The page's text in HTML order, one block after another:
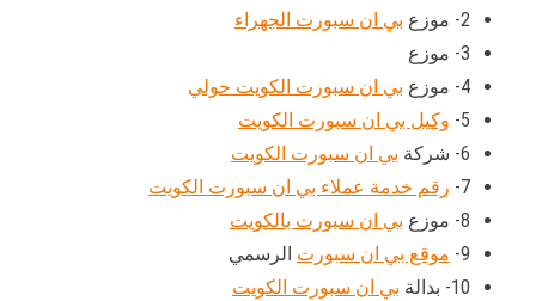
2- موزع
بي ان سبورت الجهراء
3- موزع
4- موزع
بي ان سبورت الكويت حولي
5- وكيل بي ان سبورت الكويت
6- شركة
بي ان سبورت الكويت
7- رقم خدمة عملاء بي ان سبورت الكويت
8- موزع
بي ان سبورت بالكويت
9- موقع بي ان سبورت الرسمي
10- بدالة
بي ان سبورت الكويت